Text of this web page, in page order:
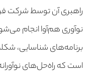
راهبری آن توسط شرکت
نوآوری هم‌آوا انجام
برنامه‌های شناسایی،
است که راه‌حل‌های